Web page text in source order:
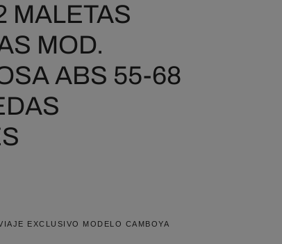
MALETAS
MOD.
ABS 55-68
EXCLUSIVO MODELO CAMBOYA